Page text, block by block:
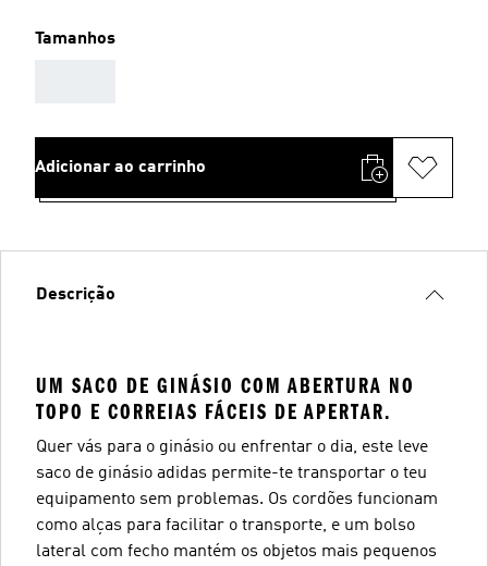
Tamanhos
Adicionar ao carrinho
Descrição
UM SACO DE GINÁSIO COM ABERTURA NO
TOPO E CORREIAS FÁCEIS DE APERTAR.
Quer vás para o ginásio ou enfrentar o dia, este leve
saco de ginásio adidas permite-te transportar o teu
equipamento sem problemas. Os cordões funcionam
como alças para facilitar o transporte, e um bolso
lateral com fecho mantém os objetos mais pequenos